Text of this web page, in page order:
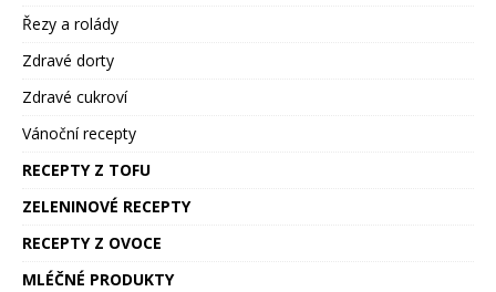
Řezy a rolády
Zdravé dorty
Zdravé cukroví
Vánoční recepty
RECEPTY Z TOFU
ZELENINOVÉ RECEPTY
RECEPTY Z OVOCE
MLÉČNÉ PRODUKTY